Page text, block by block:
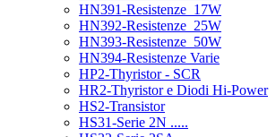
HN391-Resistenze_17W
HN392-Resistenze_25W
HN393-Resistenze_50W
HN394-Resistenze Varie
HP2-Thyristor - SCR
HR2-Thyristor e Diodi Hi-Power
HS2-Transistor
HS31-Serie 2N .....